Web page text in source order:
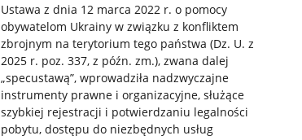
Ustawa z dnia 12 marca 2022 r. o pomocy
obywatelom Ukrainy w związku z konfliktem
zbrojnym na terytorium tego państwa (Dz. U. z
2025 r. poz. 337, z późn. zm.), zwana dalej
„specustawą”, wprowadziła nadzwyczajne
instrumenty prawne i organizacyjne, służące
szybkiej rejestracji i potwierdzaniu legalności
pobytu, dostępu do niezbędnych usług